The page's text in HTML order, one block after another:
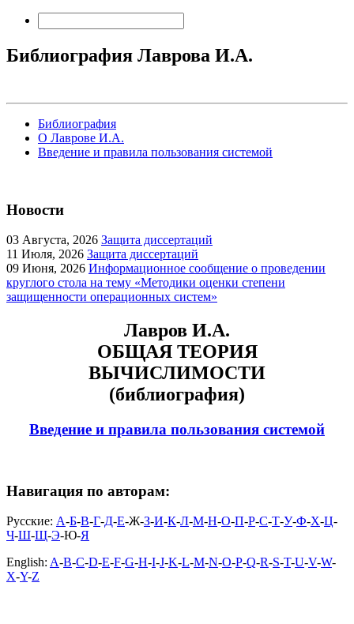
Библиография Лаврова И.А.
Библиография
О Лаврове И.А.
Введение и правила пользования системой
Новости
03 Августа, 2026 Защита диссертаций
11 Июля, 2026 Защита диссертаций
09 Июня, 2026 Информационное сообщение о проведении
круглого стола на тему «Методики оценки степени
защищенности операционных систем»
Лавров И.А.
ОБЩАЯ ТЕОРИЯ
ВЫЧИСЛИМОСТИ
(библиография)
Введение и правила пользования системой
Навигация по авторам:
Русские: А-Б-В-Г-Д-Е-Ж-З-И-К-Л-М-Н-О-П-Р-С-Т-У-Ф-Х-Ц-
Ч-Ш-Щ-Э-Ю-Я
English: A-B-C-D-E-F-G-H-I-J-K-L-M-N-O-P-Q-R-S-T-U-V-W-
X-Y-Z